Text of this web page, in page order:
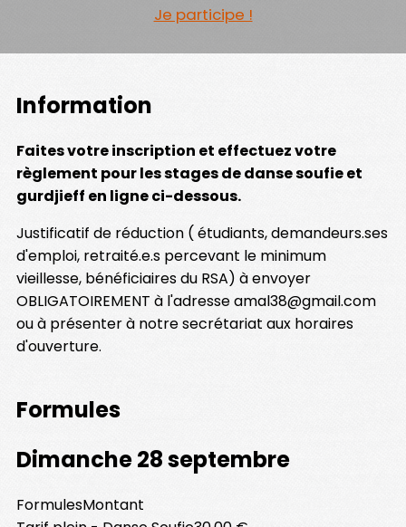
Je participe !
Information
Faites votre inscription et effectuez votre
règlement pour les stages de danse soufie et
gurdjieff en ligne ci-dessous.
Justificatif de réduction ( étudiants, demandeurs.ses
d'emploi, retraité.e.s percevant le minimum
vieillesse, bénéficiaires du RSA) à envoyer
OBLIGATOIREMENT à l'adresse amal38@gmail.com
ou à présenter à notre secrétariat aux horaires
d'ouverture.
Formules
Dimanche 28 septembre
FormulesMontant